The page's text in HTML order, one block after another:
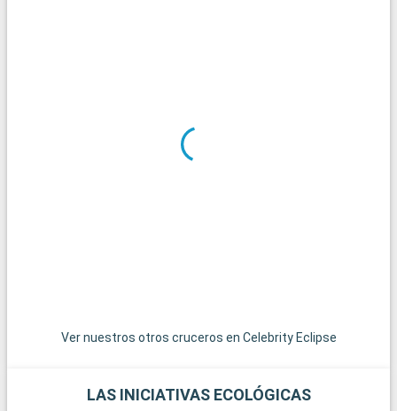
en hidrodeslizador permiten observar la fauna local, incluidos
los famosos caimanes. Miami, con su ambiente vibrante, sus
Ver nuestros otros cruceros en Celebrity Eclipse
LAS INICIATIVAS ECOLÓGICAS